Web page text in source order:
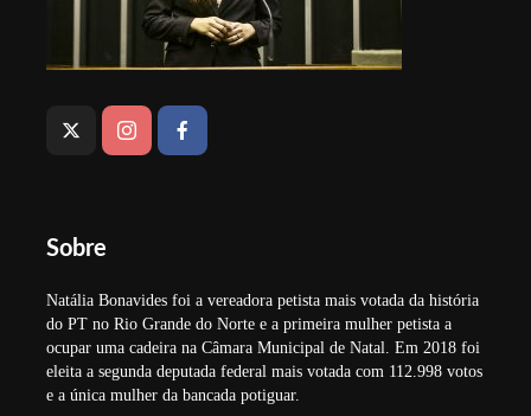
Sobre
Natália Bonavides foi a vereadora petista mais votada da história
do PT no Rio Grande do Norte e a primeira mulher petista a
ocupar uma cadeira na Câmara Municipal de Natal. Em 2018 foi
eleita a segunda deputada federal mais votada com 112.998 votos
e a única mulher da bancada potiguar.